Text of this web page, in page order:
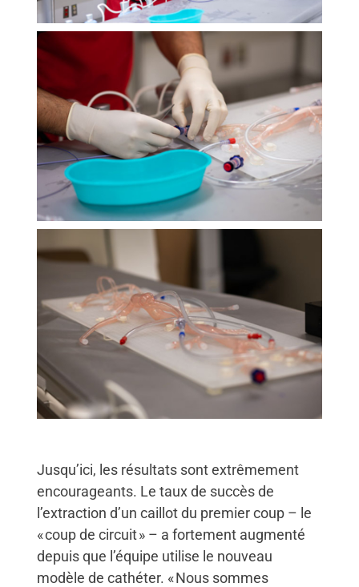
Jusqu’ici, les résultats sont extrêmement
encourageants. Le taux de succès de
l’extraction d’un caillot du premier coup – le
« coup de circuit » – a fortement augmenté
depuis que l’équipe utilise le nouveau
modèle de cathéter. « Nous sommes